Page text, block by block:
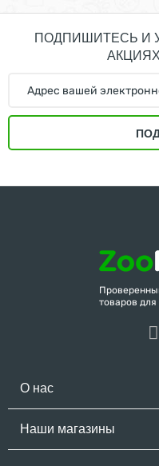
ПОДПИШИТЕСЬ И
товаров
О нас
Наши магазины